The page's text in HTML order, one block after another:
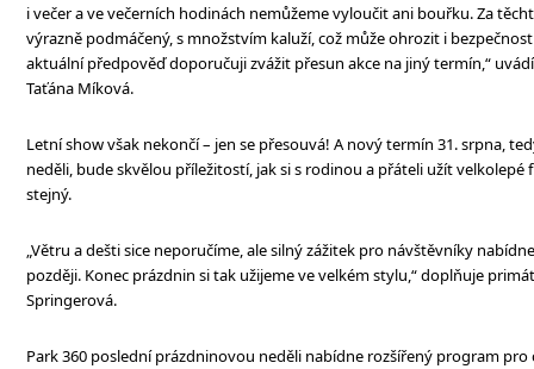
i večer a ve večerních hodinách nemůžeme vyloučit ani bouřku. Za
výrazně podmáčený, s množstvím kaluží, což může ohrozit i
aktuální předpověď doporučuji zvážit přesun akce na jiný termín,“
Taťána Míková.
Letní show však nekončí – jen se přesouvá! A nový termín 31. srpna,
neděli, bude skvělou příležitostí, jak si s rodinou a přáteli užít velkolepé
stejný.
„Větru a dešti sice neporučíme, ale silný zážitek pro návštěvníky
později. Konec prázdnin si tak užijeme ve velkém stylu,“ doplňuje
Springerová.
Park 360 poslední prázdninovou neděli nabídne rozšířený program pro